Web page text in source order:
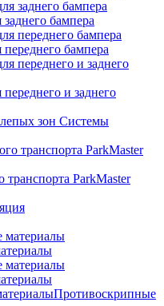
бампера
бампера
и заднего
Системы
транспорта ParkMaster
Противоскрипные